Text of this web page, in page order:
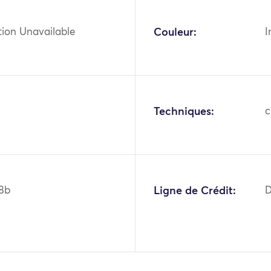
Unavailable Couleur:
Techniques:
Ligne de Crédit: